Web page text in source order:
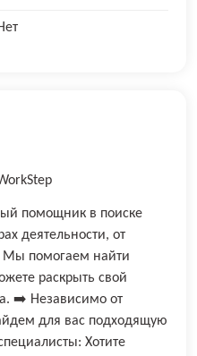
помощник в поиске
деятельности, от
помогаем найти
раскрыть свой
➡️ Независимо от
для вас подходящую
Хотите